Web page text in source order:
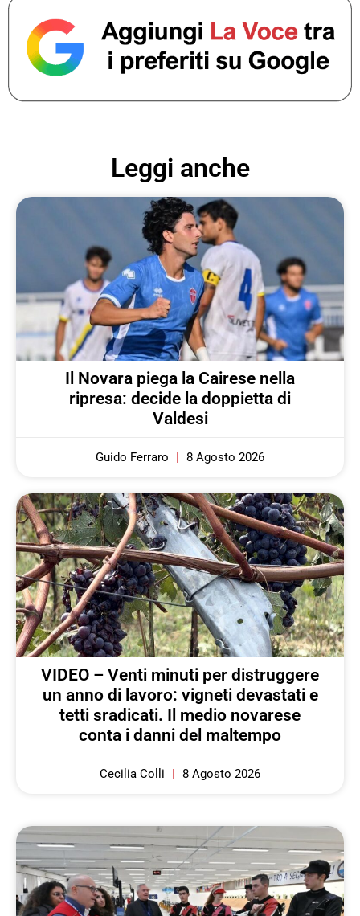
Leggi anche
Il Novara piega la Cairese nella
ripresa: decide la doppietta di
Valdesi
Guido Ferraro 8 Agosto 2026
VIDEO – Venti minuti per distruggere
un anno di lavoro: vigneti devastati e
tetti sradicati. Il medio novarese
conta i danni del maltempo
Cecilia Colli 8 Agosto 2026